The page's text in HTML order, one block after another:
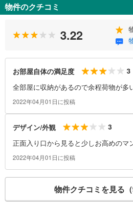
物件のクチコミ
3.22
お部屋自体の満足度
3
全部屋に収納があるので余程荷物が多
分。
2022年04月01日に投稿
デザイン/外観
3
正面入り口から見ると少しお高めのマ
感じの、キレイめな入り口。
2022年04月01日に投稿
物件クチコミを見る